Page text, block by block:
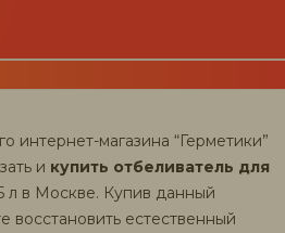
5 л
интернет-магазина “Герметики”
и купить отбеливатель для
л в Москве. Купив данный
восстановить естественный